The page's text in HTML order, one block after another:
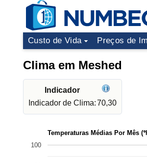
Custo de Vida Preços de
Clima em Meshed
Indicador
Indicador de Clima:70,30
Temperaturas Médias Por Mês
100